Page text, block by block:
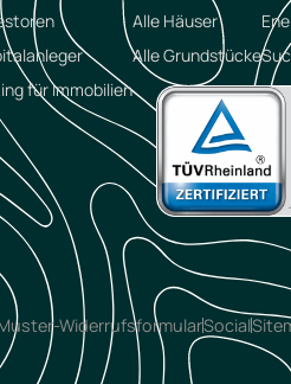
für Immobilien
Alle Häuser
Alle Grundstücke
WiderrufsformularSocial